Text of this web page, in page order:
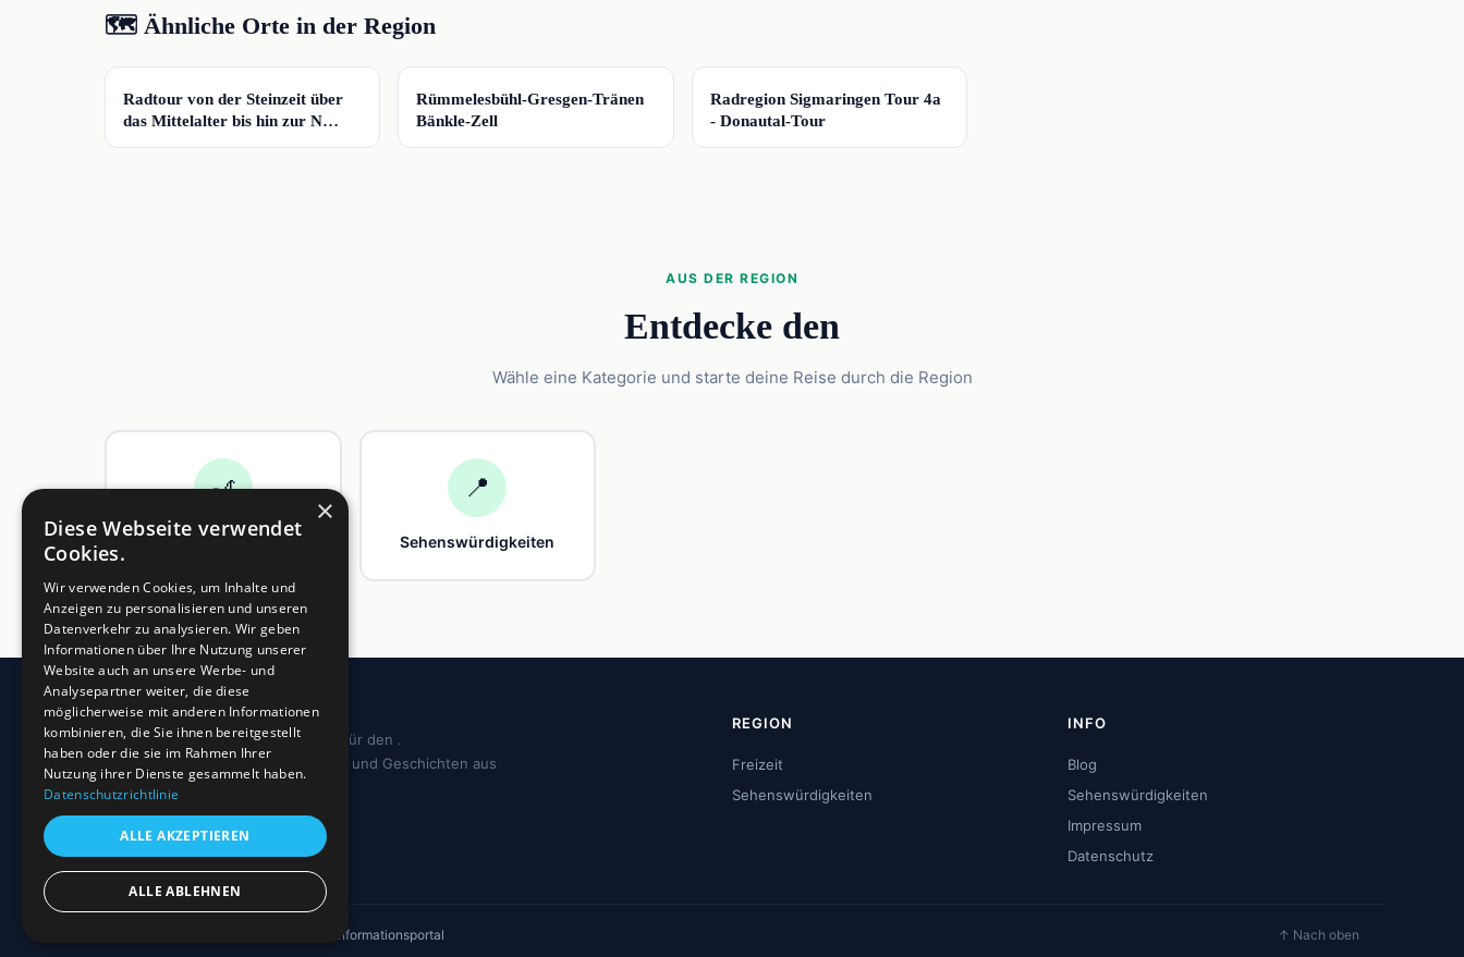
🗺️ Ähnliche Orte in der Region
📍
Radtour von der Steinzeit über
das Mittelalter bis hin zur N…
📍
Rümmelesbühl-Gresgen-Tränen
Bänkle-Zell
📍
Radregion Sigmaringen Tour 4a
- Donautal-Tour
AUS DER REGION
Entdecke den
Wähle eine Kategorie und starte deine Reise durch die Region
🎢
Freizeit
📍
Sehenswürdigkeiten
Dein regionales Informationsportal für den .
Sehenswürdigkeiten, Ausflugstipps und Geschichten aus
deiner Region.
REGION
Freizeit
Sehenswürdigkeiten
INFO
Blog
Sehenswürdigkeiten
Impressum
Datenschutz
© 2026 4EVERGLEN UG · Regionales Informationsportal ↑ Nach oben
×
Diese Webseite verwendet
Cookies.
Wir verwenden Cookies, um Inhalte und
Anzeigen zu personalisieren und unseren
Datenverkehr zu analysieren. Wir geben
Informationen über Ihre Nutzung unserer
Website auch an unsere Werbe- und
Analysepartner weiter, die diese
möglicherweise mit anderen Informationen
kombinieren, die Sie ihnen bereitgestellt
haben oder die sie im Rahmen Ihrer
Nutzung ihrer Dienste gesammelt haben.
Datenschutzrichtlinie
ALLE AKZEPTIEREN
ALLE ABLEHNEN